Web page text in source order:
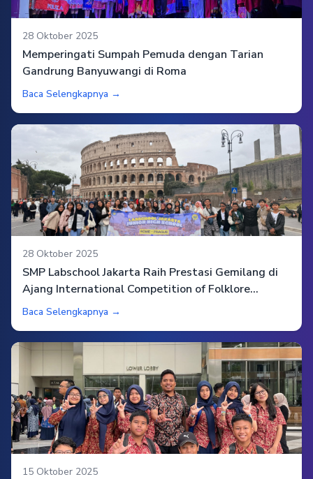
28 Oktober 2025
Memperingati Sumpah Pemuda dengan Tarian
Gandrung Banyuwangi di Roma
Baca Selengkapnya →
28 Oktober 2025
SMP Labschool Jakarta Raih Prestasi Gemilang di
Ajang International Competition of Folklore
Festival 2025 di Roma, Italia
Baca Selengkapnya →
15 Oktober 2025